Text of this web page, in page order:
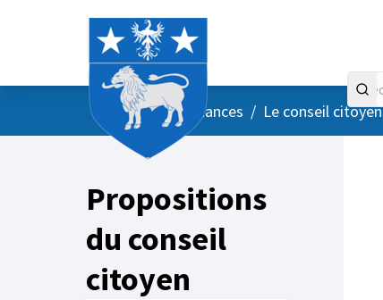
AccueilMenu principal
/ Vos instances / Le conseil citoyen
Propositions
du conseil
citoyen